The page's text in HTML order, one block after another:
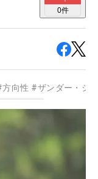
0件
方向性 #ザンダー・シ